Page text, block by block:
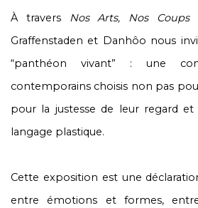
À travers Nos Arts, Nos
Graffenstaden et Danhôo nous
“panthéon vivant” : une
contemporains choisis non pas
pour la justesse de leur regard et
langage plastique.
Cette exposition est une
entre émotions et formes,